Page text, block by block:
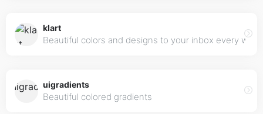
klart
Beautiful colors and designs to your inbox every week
uigradients
Beautiful colored gradients